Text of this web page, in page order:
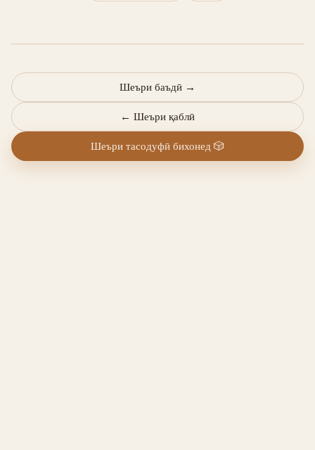
← Шеъри қаблӣ
Шеъри баъдӣ →
Шеъри тасодуфӣ бихонед 🎲